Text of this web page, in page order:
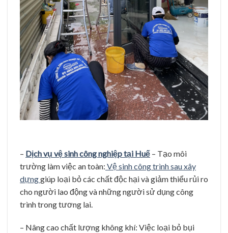
– Dịch vụ vệ sinh công nghiệp tại Huế – Tạo môi
trường làm việc an toàn: Vệ sinh công trình sau xây
dựnggiúp loại bỏ các chất độc hại và giảm thiểu rủi ro
cho người lao động và những người sử dụng công
trình trong tương lai.
– Nâng cao chất lượng không khí: Việc loại bỏ bụi